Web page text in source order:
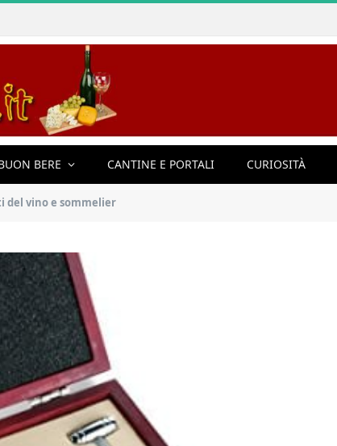
BERE CANTINE E PORTALI CURIOSITÀ
del vino e sommelier